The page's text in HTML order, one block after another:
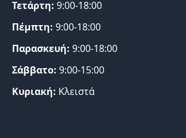
Τετάρτη: 9:00-18:00
Πέμπτη: 9:00-18:00
Παρασκευή: 9:00-18:00
Σάββατο: 9:00-15:00
Κυριακή: Κλειστά